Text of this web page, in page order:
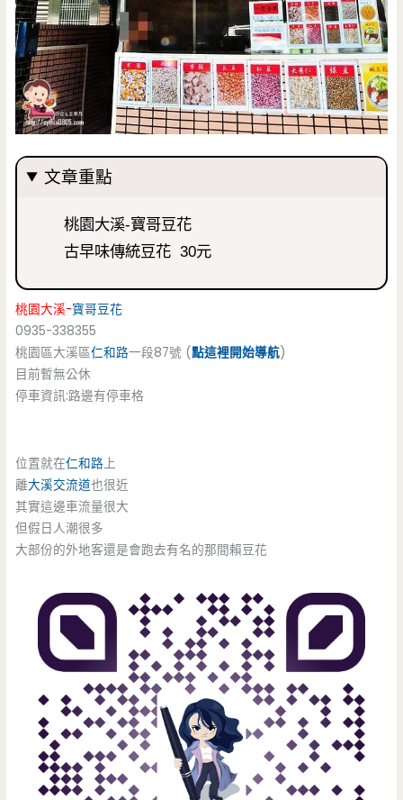
文章重點
桃園大溪-寶哥豆花
古早味傳統豆花 30元
桃園大溪-寶哥豆花
0935-338355
桃園區大溪區仁和路一段87號 (點這裡開始導航)
目前暫無公休
停車資訊:路邊有停車格
位置就在仁和路上
離大溪交流道也很近
其實這邊車流量很大
但假日人潮很多
大部份的外地客還是會跑去有名的那間賴豆花